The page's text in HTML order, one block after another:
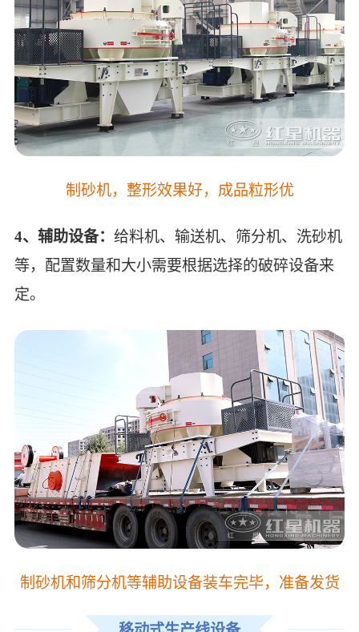
制砂机，整形效果好，成品粒形优
4、辅助设备： 给料机、输送机、筛分机、洗砂机
等，配置数量和大小需要根据选择的破碎设备来
定。
制砂机和筛分机等辅助设备装车完毕，准备发货